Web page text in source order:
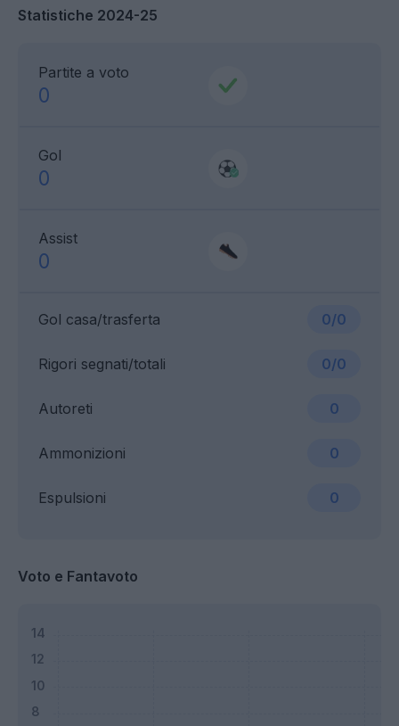
Statistiche 2024-25
Partite a voto
0
Gol
0
Assist
0
Gol casa/trasferta 0/0
Ammonizioni 0
Rigori segnati/totali 0/0
Espulsioni 0
Autoreti 0
Voto e Fantavoto